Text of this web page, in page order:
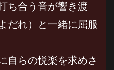
ち合う音が響き渡
だれ）と一緒に屈服
自らの悦楽を求めさ